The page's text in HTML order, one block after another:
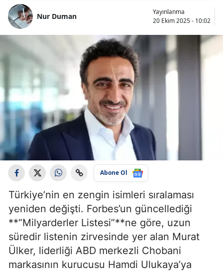
Nur Duman
Yayınlanma
20 Ekim 2025 - 10:02
Abone Ol
Türkiye’nin en zengin isimleri sıralaması
yeniden değişti. Forbes’un güncellediği
**“Milyarderler Listesi”**ne göre, uzun
süredir listenin zirvesinde yer alan Murat
Ülker, liderliği ABD merkezli Chobani
markasının kurucusu Hamdi Ulukaya’ya